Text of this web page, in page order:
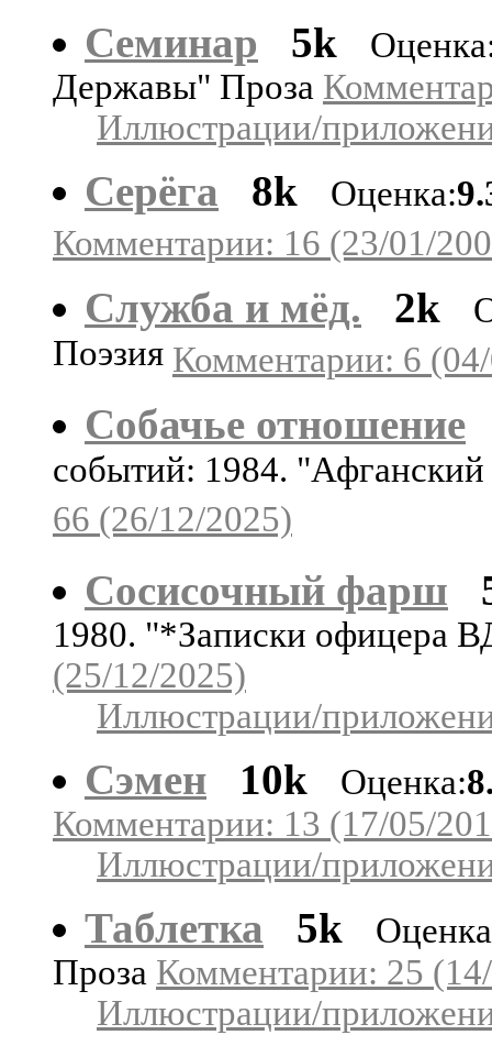
Семинар
5k
Державы" Проза
Иллюстрации/
Серёга 8k Оценка:
Комментарии: 16 (23/01/
Служба и мёд. 2k
Поэзия Комментарии: 6
Собачье отношение
событий: 1984.
66 (26/12/2025)
Сосисочный фарш
1980. "*Записки офицера
(25/12/2025)
Иллюстрации/
Сэмен 10k Оценка:
Комментарии: 13 (17/05/
Иллюстрации/
Таблетка 5k
Проза Комментарии: 25
Иллюстрации/